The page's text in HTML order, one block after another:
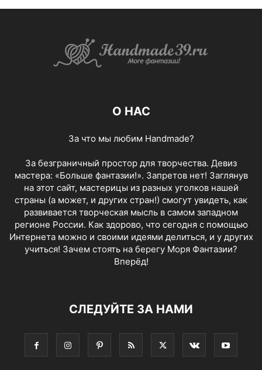
О НАС
За что мы любим Handmade?
За безграничный простор для творчества. Девиз
мастера: «Больше фантазии!». Запретов нет! Заглянув
на этот сайт, мастерицы из разных уголков нашей
страны (а может, и других стран!) смогут увидеть, как
развивается творческая мысль в самом западном
регионе России. Как здорово, что сегодня с помощью
Интернета можно и своими идеями делиться, и у других
учиться! Зачем стоять на берегу Моря Фантазии?
Вперёд!
СЛЕДУЙТЕ ЗА НАМИ